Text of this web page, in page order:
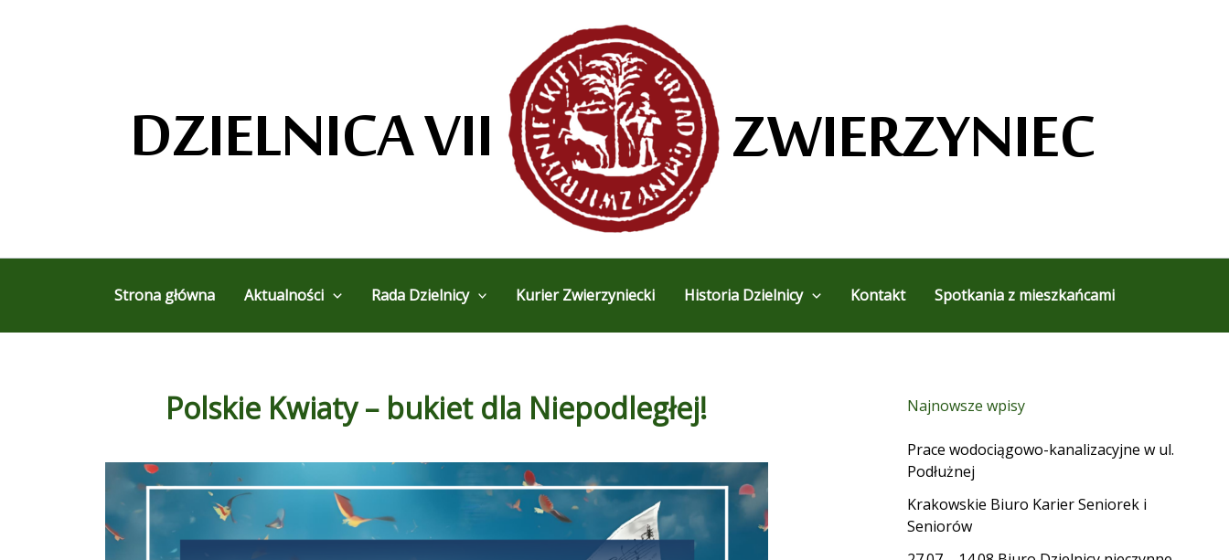
Strona główna Aktualności Rada Dzielnicy Kurier Zwierzyniecki Historia Dzielnicy Kontakt Spotkania z mieszkańcami
Polskie Kwiaty – bukiet dla Niepodległej! Najnowsze wpisy
Prace wodociągowo-kanalizacyjne w ul.
Podłużnej
Krakowskie Biuro Karier Seniorek i
Seniorów